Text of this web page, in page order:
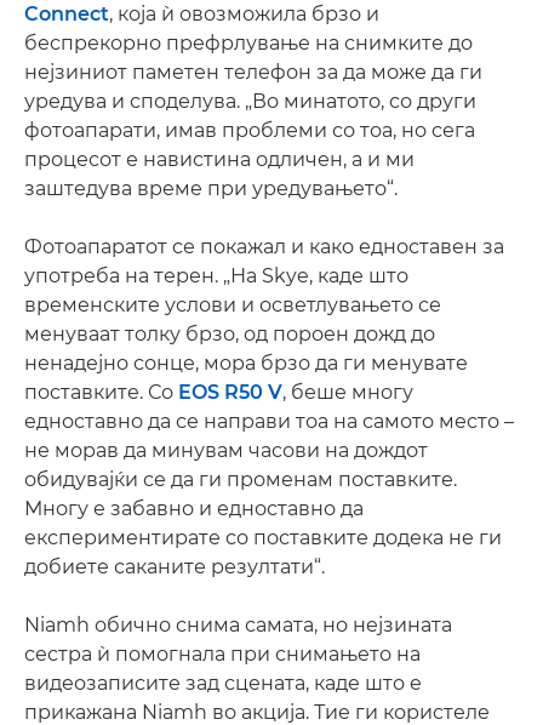
Connect, која ѝ овозможила брзо и
беспрекорно префрлување на снимките до
нејзиниот паметен телефон за да може да ги
уредува и споделува. „Во минатото, со други
фотоапарати, имав проблеми со тоа, но сега
процесот е навистина одличен, а и ми
заштедува време при уредувањето“.
Фотоапаратот се покажал и како едноставен за
употреба на терен. „На Skye, каде што
временските услови и осветлувањето се
менуваат толку брзо, од пороен дожд до
ненадејно сонце, мора брзо да ги менувате
поставките. Со EOS R50 V, беше многу
едноставно да се направи тоа на самото место –
не морав да минувам часови на дождот
обидувајќи се да ги променам поставките.
Многу е забавно и едноставно да
експериментирате со поставките додека не ги
добиете саканите резултати“.
Niamh обично снима самата, но нејзината
сестра ѝ помогнала при снимањето на
видеозаписите зад сцената, каде што е
прикажана Niamh во акција. Тие ги користеле